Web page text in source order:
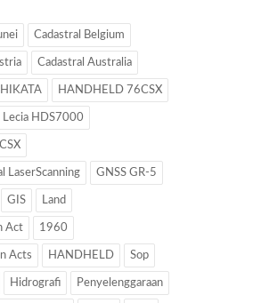
Cadastral Belgium
Cadastral Australia
HANDHELD 76CSX
Lecia HDS7000
LaserScanning GNSS GR-5
GIS Land
Act 1960
Acts HANDHELD Sop
Hidrografi Penyelenggaraan